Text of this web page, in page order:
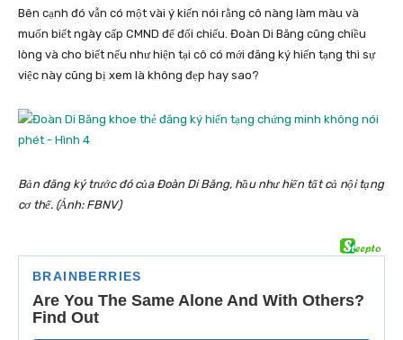
Bên cạnh đó vẫn có một vài ý kiến nói rằng cô nàng làm màu và
muốn biết ngày cấp CMND để đối chiếu. Đoàn Di Băng cũng chiều
lòng và cho biết nếu như hiện tại cô có mới đăng ký hiến tạng thì sự
việc này cũng bị xem là không đẹp hay sao?
Bản đăng ký trước đó của Đoàn Di Băng, hầu như hiến tất cả nội tạng
cơ thể. (Ảnh: FBNV)